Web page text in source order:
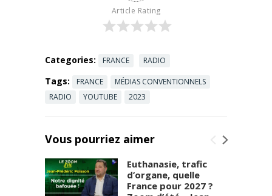
vous pour
plus de
Read more
Article Rating
Categories: FRANCE RADIO
Tags: FRANCE
MÉDIAS CONVENTIONNELS
RADIO
YOUTUBE 2023
Vous pourriez aimer
Euthanasie, trafic
d’organe, quelle
France pour 2027 ?